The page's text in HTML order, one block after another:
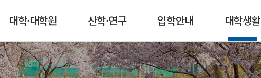
대학·대학원 산학·연구 입학안내 대학생활